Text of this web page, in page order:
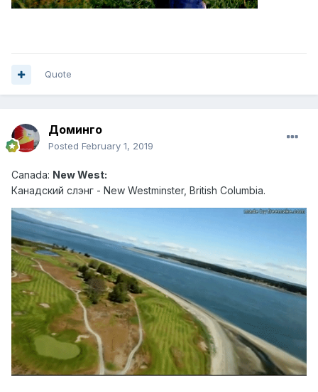
Quote
Доминго
Posted February 1, 2019
Canada: New West:
Канадский слэн г - New Westminster, British Columbia.